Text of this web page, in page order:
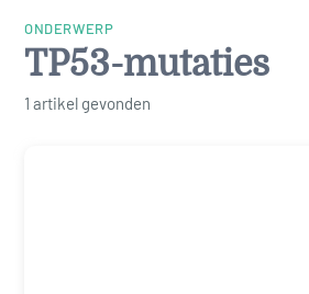
ONDERWERP
TP53-mutaties
1 artikel gevonden